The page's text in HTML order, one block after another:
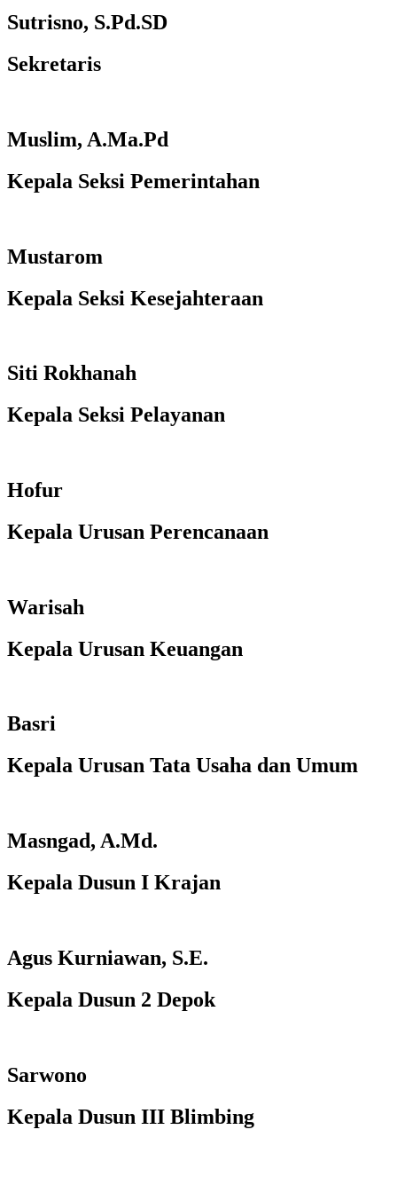
Sutrisno, S.Pd.SD
Sekretaris
Muslim, A.Ma.Pd
Kepala Seksi Pemerintahan
Mustarom
Kepala Seksi Kesejahteraan
Siti Rokhanah
Kepala Seksi Pelayanan
Hofur
Kepala Urusan Perencanaan
Warisah
Kepala Urusan Keuangan
Basri
Kepala Urusan Tata Usaha dan Umum
Masngad, A.Md.
Kepala Dusun I Krajan
Agus Kurniawan, S.E.
Kepala Dusun 2 Depok
Sarwono
Kepala Dusun III Blimbing